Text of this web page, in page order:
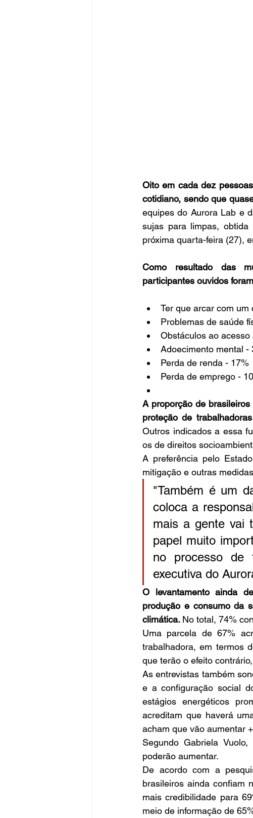
Oito em cada dez
cotidiano, sendo que
equipes do Aurora Lab e
sujas para limpas, obtida
próxima quarta-feira (27),
Como resultado das
participantes ouvidos
Ter que arcar com
Problemas de saúde
Obstáculos ao
Adoecimento mental -
Perda de renda - 17%
Perda de emprego -
A proporção de
proteção de
Outros indicados a essa
os de direitos
A preferência pelo
mitigação e outras
"Também é um
coloca a
mais a gente vai
papel muito
no processo de
executiva do
O levantamento ainda
produção e consumo da
climática. No total, 74%
Uma parcela de 67%
trabalhadora, em termos
que terão o efeito
As entrevistas também
e a configuração social
estágios energéticos
acreditam que haverá
acham que vão aumentar
Segundo Gabriela
poderão aumentar.
De acordo com a
brasileiros ainda confiam
mais credibilidade para
meio de informação de